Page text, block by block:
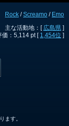
Rock /Screamo / Emo
主な活動地：[ 広島県 ]
価：5,114 pt [ 1,454位 ]
ます。